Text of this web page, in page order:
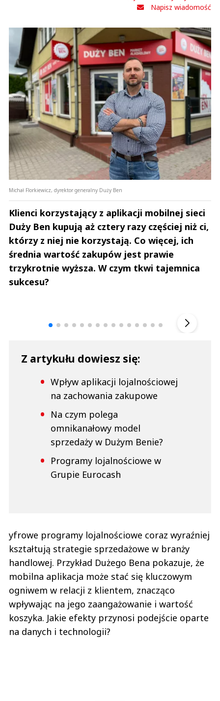
Napisz wiadomość
Michał Florkiewicz, dyrektor generalny Duży Ben
Klienci korzystający z aplikacji mobilnej sieci
Duży Ben kupują aż cztery razy częściej niż ci,
którzy z niej nie korzystają. Co więcej, ich
średnia wartość zakupów jest prawie
trzykrotnie wyższa. W czym tkwi tajemnica
sukcesu?
Z artykułu dowiesz się:
Wpływ aplikacji lojalnościowej
na zachowania zakupowe
Na czym polega
omnikanałowy model
sprzedaży w Dużym Benie?
Programy lojalnościowe w
Grupie Eurocash
yfrowe programy lojalnościowe coraz wyraźniej
kształtują strategie sprzedażowe w branży
handlowej. Przykład Dużego Bena pokazuje, że
mobilna aplikacja może stać się kluczowym
ogniwem w relacji z klientem, znacząco
wpływając na jego zaangażowanie i wartość
koszyka. Jakie efekty przynosi podejście oparte
na danych i technologii?